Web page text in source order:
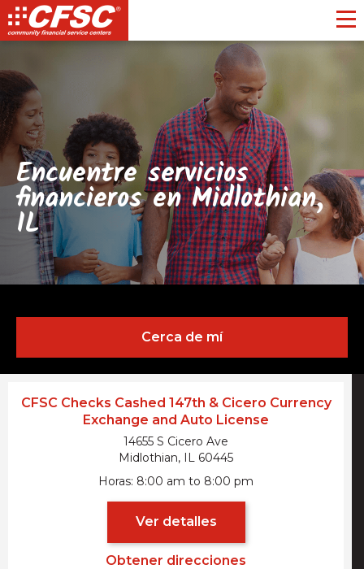
Encuentre servicios
financieros en Midlothian,
IL
Cerca de mí
CFSC Checks Cashed 147th & Cicero Currency
Exchange and Auto License
14655 S Cicero Ave
Midlothian, IL 60445
Horas 8:00 am to 8:00 pm
Ver detalles
Obtener direcciones